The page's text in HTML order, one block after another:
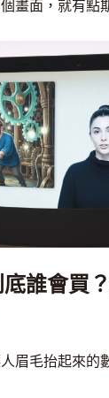
畫面，就有點
誰會買
人眉毛抬起來